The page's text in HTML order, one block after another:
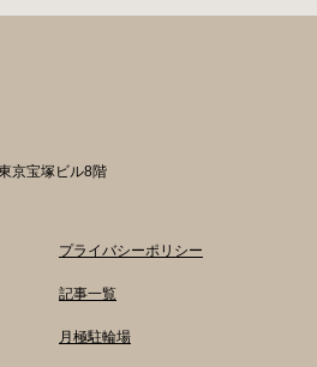
京宝塚ビル8階
プライバシーポリシー
記事一覧
月極駐輪場